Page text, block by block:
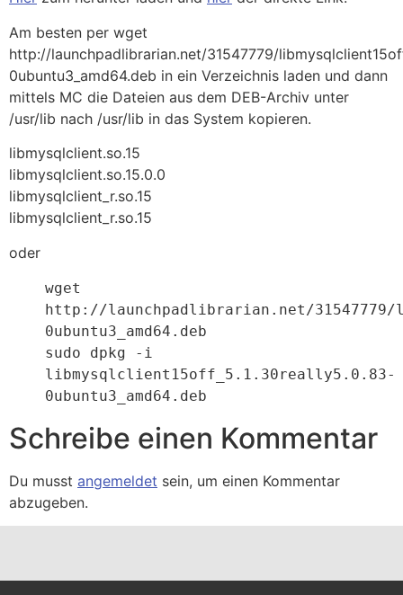
Am besten per wget
http://launchpadlibrarian.net/31547779/
0ubuntu3_amd64.deb in ein Verzeichnis laden und dann
mittels MC die Dateien aus dem DEB-Archiv unter
/usr/lib nach /usr/lib in das System kopieren.
libmysqlclient.so.15
libmysqlclient.so.15.0.0
libmysqlclient_r.so.15
libmysqlclient_r.so.15
oder
wget
http://launchpadlibrarian.net/
0ubuntu3_amd64.deb
sudo dpkg -i
libmysqlclient15off_5.1.30really5.0.83-
0ubuntu3_amd64.deb
Schreibe einen Kommentar
Du musst angemeldet sein, um einen Kommentar
abzugeben.